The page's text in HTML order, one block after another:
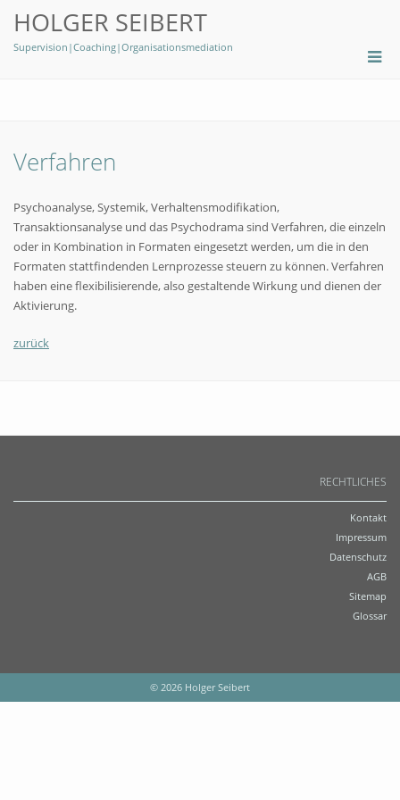
HOLGER SEIBERT
Supervision|Coaching|Organisationsmediation
Verfahren
Psychoanalyse, Systemik, Verhaltensmodifikation,
Transaktionsanalyse und das Psychodrama sind Verfahren, die einzeln
oder in Kombination in Formaten eingesetzt werden, um die in den
Formaten stattfindenden Lernprozesse steuern zu können. Verfahren
haben eine flexibilisierende, also gestaltende Wirkung und dienen der
Aktivierung.
zurück
RECHTLICHES
Kontakt
Impressum
Datenschutz
AGB
Sitemap
Glossar
© 2026 Holger Seibert